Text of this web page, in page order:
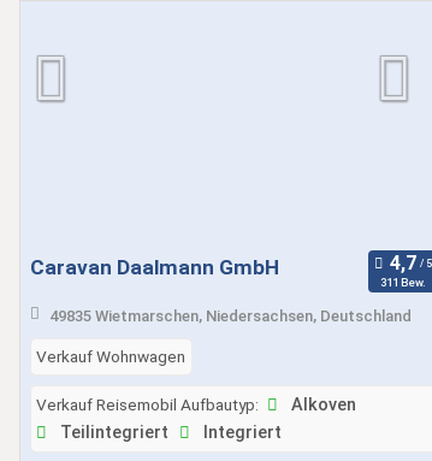
Caravan Daalmann GmbH
311 Bew.
49835 Wietmarschen, Niedersachsen, Deutschland
Verkauf Wohnwagen
Verkauf Reisemobil Aufbautyp:
Alkoven
Teilintegriert
Integriert